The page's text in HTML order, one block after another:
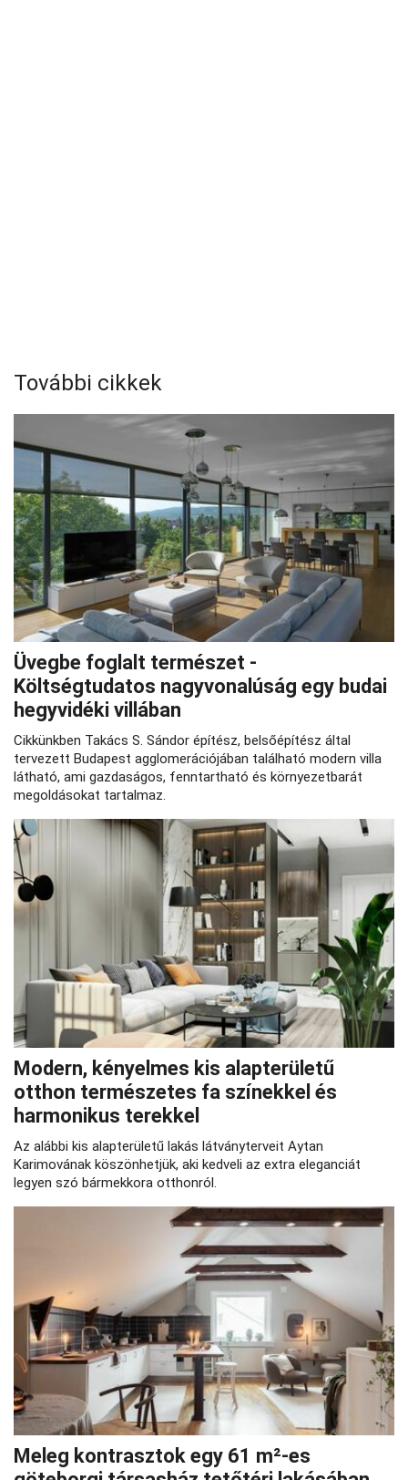
További cikkek
Üvegbe foglalt természet -
Költségtudatos nagyvonalúság egy budai
hegyvidéki villában
Cikkünkben Takács S. Sándor építész, belsőépítész által
tervezett Budapest agglomerációjában található modern villa
látható, ami gazdaságos, fenntartható és környezetbarát
megoldásokat tartalmaz.
Modern, kényelmes kis alapterületű
otthon természetes fa színekkel és
harmonikus terekkel
Az alábbi kis alapterületű lakás látványterveit Aytan
Karimovának köszönhetjük, aki kedveli az extra eleganciát
legyen szó bármekkora otthonról.
Meleg kontrasztok egy 61 m²-es